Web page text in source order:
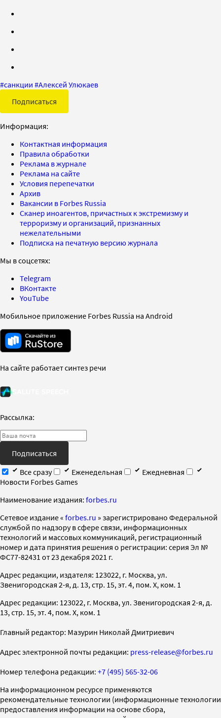
#санкции #Алексей Улюкаев
Подписаться
Информация:
Контактная информация
Правила обработки
Реклама в журнале
Реклама на сайте
Условия перепечатки
Архив
Вакансии в Forbes Russia
Сканер иноагентов, причастных к экстремизму и
терроризму и организаций, признанных
нежелательными
Подписка на печатную версию журнала
Мы в соцсетях:
Telegram
ВКонтакте
YouTube
Мобильное приложение Forbes Russia на Android
На сайте работает синтез речи
Рассылка:
Подписаться
Все сразу
Еженедельная
Ежедневная
Новости Forbes Games
Наименование издания: forbes.ru
Cетевое издание « forbes.ru » зарегистрировано Федеральной
службой по надзору в сфере связи, информационных
технологий и массовых коммуникаций, регистрационный
номер и дата принятия решения о регистрации: серия Эл №
ФС77-82431 от 23 декабря 2021 г.
Адрес редакции, издателя: 123022, г. Москва, ул.
Звенигородская 2-я, д. 13, стр. 15, эт. 4, пом. X, ком. 1
Адрес редакции: 123022, г. Москва, ул. Звенигородская 2-я, д.
13, стр. 15, эт. 4, пом. X, ком. 1
Главный редактор: Мазурин Николай Дмитриевич
Адрес электронной почты редакции: press-release@forbes.ru
Номер телефона редакции: +7 (495) 565-32-06
На информационном ресурсе применяются
рекомендательные технологии (информационные технологии
предоставления информации на основе сбора,